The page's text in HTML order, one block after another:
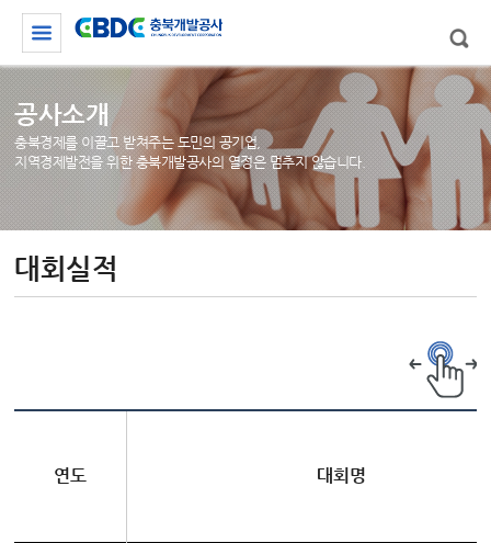
공사소개
충북경제를 이끌고 받쳐주는 도민의 공기업,
지역경제발전을 위한 충북개발공사의 열정은 멈추지 않습니다.
대회실적
연도 대회명